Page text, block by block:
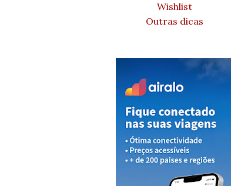
Wishlist
Outras dicas